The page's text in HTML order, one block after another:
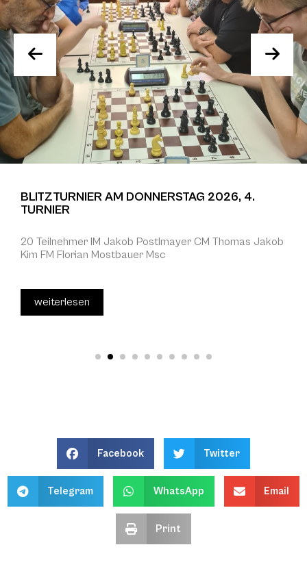
BLITZTURNIER AM DONNERSTAG 2026, 4.
TURNIER
20 Teilnehmer IM Jakob Postlmayer CM Thomas Jakob
Kim FM Florian Mostbauer Msc
weiterlesen
Facebook Twitter
Telegram WhatsApp Email
Print